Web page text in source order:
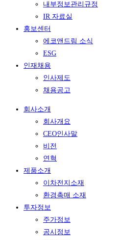
내부정보관리규정
IR 자료실
홍보센터
에코앤드림 소식
ESG
인재채용
인사제도
채용공고
회사소개
회사개요
CEO인사말
비전
연혁
제품소개
이차전지소재
환경촉매 소재
투자정보
주가정보
공시정보